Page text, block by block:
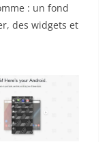
: un fond
des widgets et